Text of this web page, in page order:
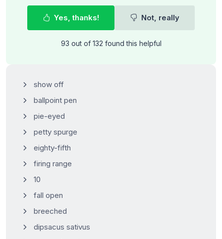
Yes, thanks! Not, really
93 out of 132 found this helpful
show off
ballpoint pen
pie-eyed
petty spurge
eighty-fifth
firing range
10
fall open
breeched
dipsacus sativus